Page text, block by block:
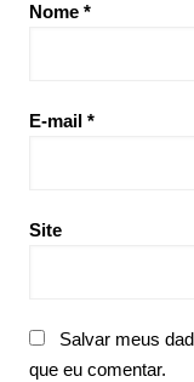
Nome *
E-mail *
Site
Salvar meus
que eu comentar.